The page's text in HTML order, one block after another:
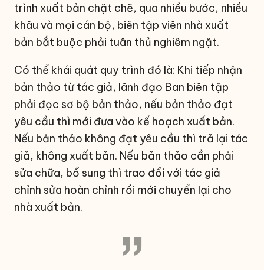
trình xuất bản chặt chẽ, qua nhiều bước, nhiều
khâu và mọi cán bộ, biên tập viên nhà xuất
bản bắt buộc phải tuân thủ nghiêm ngặt.
Có thể khái quát quy trình đó là: Khi tiếp nhận
bản thảo từ tác giả, lãnh đạo Ban biên tập
phải đọc sơ bộ bản thảo, nếu bản thảo đạt
yêu cầu thì mới đưa vào kế hoạch xuất bản.
Nếu bản thảo không đạt yêu cầu thì trả lại tác
giả, không xuất bản. Nếu bản thảo cần phải
sửa chữa, bổ sung thì trao đổi với tác giả
chỉnh sửa hoàn chỉnh rồi mới chuyển lại cho
nhà xuất bản.